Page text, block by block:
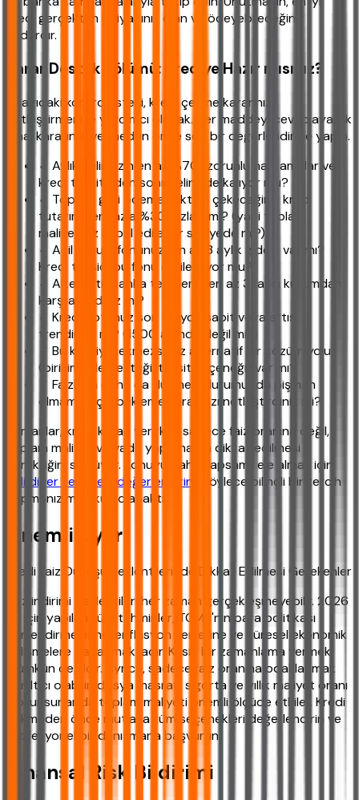
kredi gerçekten ihtiyacınız olan ve ödeyebileceğiniz
kadardır.
Karar Destek Bölümü: Krediye Hazır mısınız?
Aşağıdaki kontrol listesi, kredi çekme kararınızı
netleştirmenize yardımcı olacak. Her maddeyi cevaplayarak
nihai kararınızı vermeden önce son bir değerlendirme yapın.
✓ Aylık gelirinizin en az %70'i zorunlu harcamalar ve
kredi taksitinden sonra elinizde kalıyor mu?
✓ Toplam geri ödeme miktarı, çekeceğiniz kredi
tutarının en fazla %30 fazlası mı? (yani toplam
maliyetiniz kabul edilebilir seviyede mi?)
✓ Acil durum fonunuz (en az 3 aylık gider) var mı?
Kredi taksidi bu fonu etkilemiyor mu?
✓ Alternatif banka tekliflerini en az 3 farklı kurumdan
karşılaştırdınız mı?
✓ Kredi notunuz son 6 ayda sabit veya artış
trendinde mi? (1500 altında değil mi?)
✓ Bu krediyi çekmezseniz alternatif bir çözüm yolu
(birikim, aile desteği, taksit seçeneği) var mı?
✓ Faizlerin daha da düşmesi durumunda pişman
olmamak için bekleme kararınızı netleştirdiniz mi?
Uzmanlar, kredi kararı verirken sadece faiz oranına değil,
toplam maliyet ve vade yapısına da dikkat edilmesi
gerektiğini söylüyor. Konuyu daha kapsamlı ele almak için
ilgili diğer seçeneği değerlendirin
. Böylece bilinçli bir tercih
yapmanız mümkün olacaktır.
Önemli Uyarı
Kredi Faiz Düşüşü Beklentilerinde Dikkat Edilmesi Gerekenler
Faiz indirimi beklentileri her zaman gerçekleşmeyebilir. 2026
yılı için yapılan tüm tahminler, TCMB'nin para politikası
yönlendirmelerine, enflasyon verilerine ve küresel ekonomik
gelişmelere dayanmaktadır. Kesin bir zamanlama vermek
mümkün değildir. Ayrıca, sadece faiz oranına odaklanmak
yanıltıcı olabilir; dosya masrafı, sigorta ve yıllık maliyet oranı
gibi unsurlar da toplam maliyeti önemli ölçüde etkiler. Kredi
çekmeden önce mutlaka tüm seçenekleri değerlendirin ve
profesyonel bir danışmana başvurun.
Finansal Risk Bildirimi